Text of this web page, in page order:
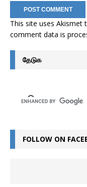
This site uses Akismet
comment data is
தேடுக
FOLLOW ON